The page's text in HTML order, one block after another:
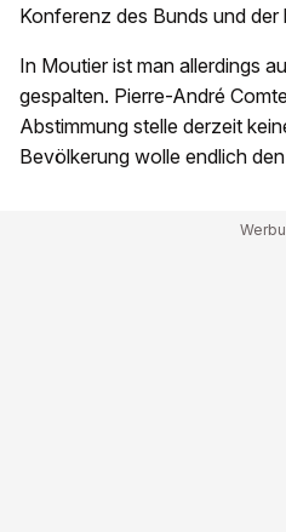
Konferenz des Bunds und der
In Moutier ist man allerdings
gespalten. Pierre-André
Abstimmung stelle derzeit
Bevölkerung wolle endlich